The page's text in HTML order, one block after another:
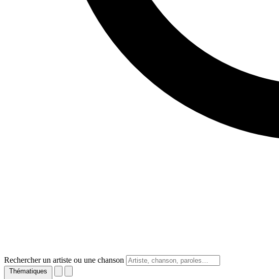
Rechercher un artiste ou une chanson
Thématiques